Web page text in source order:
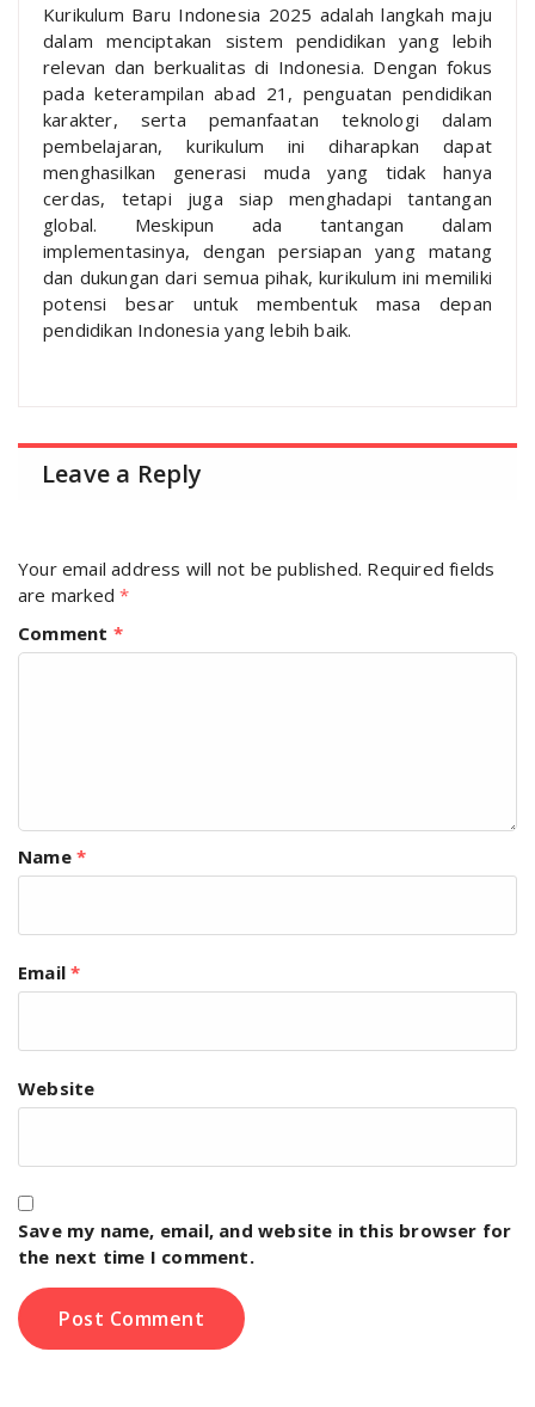
Kurikulum Baru Indonesia 2025 adalah langkah maju
dalam menciptakan sistem pendidikan yang lebih
relevan dan berkualitas di Indonesia. Dengan fokus
pada keterampilan abad 21, penguatan pendidikan
karakter, serta pemanfaatan teknologi dalam
pembelajaran, kurikulum ini diharapkan dapat
menghasilkan generasi muda yang tidak hanya
cerdas, tetapi juga siap menghadapi tantangan
global. Meskipun ada tantangan dalam
implementasinya, dengan persiapan yang matang
dan dukungan dari semua pihak, kurikulum ini memiliki
potensi besar untuk membentuk masa depan
pendidikan Indonesia yang lebih baik.
Leave a Reply
Your email address will not be published. Required fields
are marked*
Comment *
Name *
Email*
Website
Save my name, email, and website in this browser for
the next time I comment.